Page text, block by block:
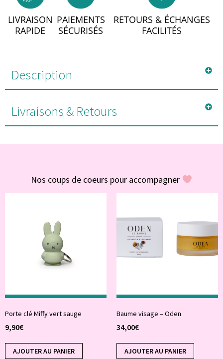
LIVRAISON
RAPIDE
PAIEMENTS
SÉCURISÉS
RETOURS & ÉCHANGES
FACILITÉS
Description
Livraisons & Retours
Nos coups de coeurs pour accompagner
Porte clé Miffy vert sauge
9,90€
AJOUTER AU PANIER
Baume visage – Oden
34,00€
AJOUTER AU PANIER